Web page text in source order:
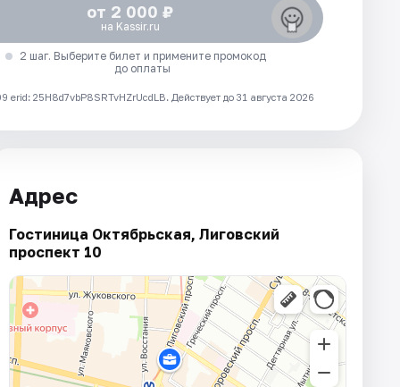
от 2 000 ₽
на Kassir.ru
2 шаг. Выберите билет и примените промокод
до оплаты
25H8d7vbP8SRTvHZrUcdLB. Действует до 31 августа 2026
Адрес
Гостиница Октябрьская, Лиговский
проспект 10